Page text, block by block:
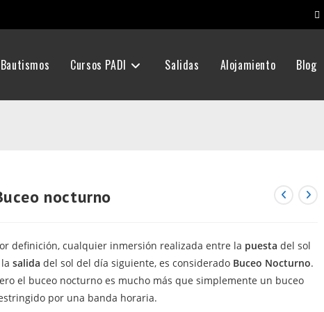
Bautismos Cursos PADI Salidas Alojamiento Blog
nocturno
definición, cualquier inmersión realizada entre la puesta del sol
salida del sol del día siguiente, es considerado Buceo Nocturno.
el buceo nocturno es mucho más que simplemente un buceo
por una banda horaria.